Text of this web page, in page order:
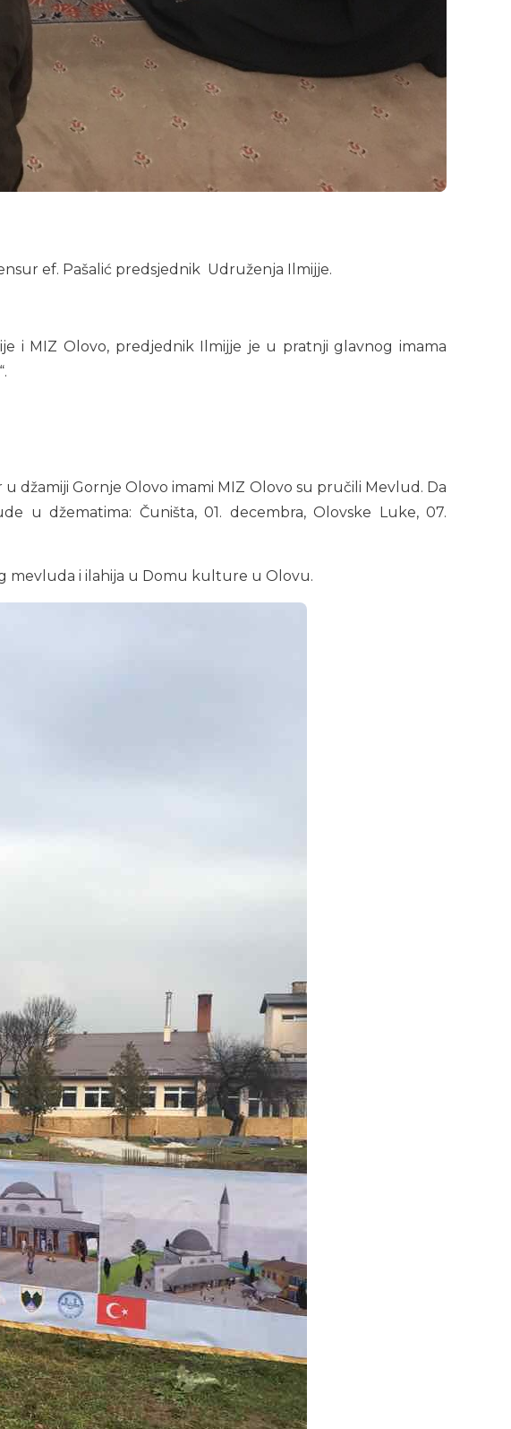
ef. Pašalić predsjednik Udruženja Ilmijje.
i MIZ Olovo, predjednik Ilmijje je u pratnji glavnog imama
džamiji Gornje Olovo imami MIZ Olovo su pručili Mevlud. Da
u džematima: Čuništa, 01. decembra, Olovske Luke, 07.
mevluda i ilahija u Domu kulture u Olovu.